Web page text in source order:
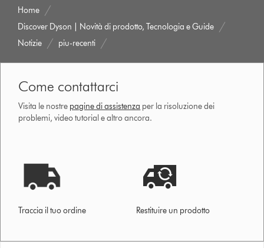
Home
Discover Dyson | Novità di prodotto, Tecnologia e Guide
Notizie
piu-recenti
Come contattarci
Visita le nostre pagine di assistenza per la risoluzione dei
problemi, video tutorial e altro ancora.
Traccia il tuo ordine Restituire un prodotto